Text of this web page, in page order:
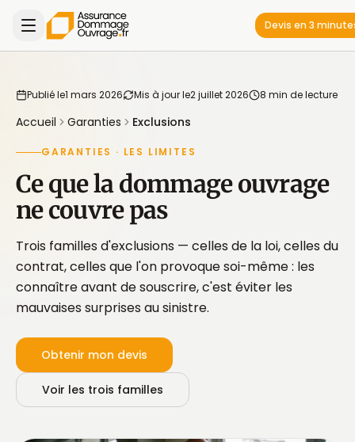
Devis en 3
Publié le1 mars 2026 Mis à jour le2 juillet 2026 8 min de lecture
Accueil Garanties Exclusions
GARANTIES · LES LIMITES
Ce que la dommage ouvrage
ne couvre pas
Trois familles d'exclusions — celles de la loi, celles du
contrat, celles que l'on provoque soi-même : les
connaître avant de souscrire, c'est éviter les
mauvaises surprises au sinistre.
Obtenir mon devis
Voir les trois familles